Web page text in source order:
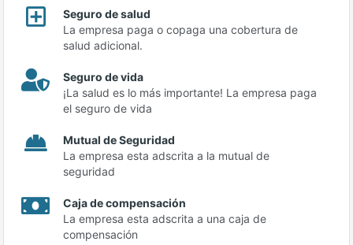
Seguro de salud
La empresa paga o copaga una cobertura de
salud adicional.
Seguro de vida
¡La salud es lo más importante! La empresa paga
el seguro de vida
Mutual de Seguridad
La empresa esta adscrita a la mutual de
seguridad
Caja de compensación
La empresa esta adscrita a una caja de
compensación